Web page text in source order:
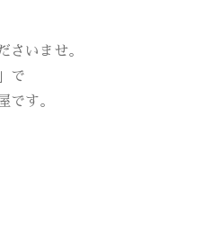
さいませ。
で
です。